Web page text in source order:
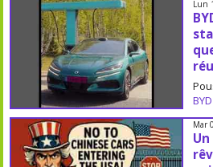
Lun
BYD
Mar